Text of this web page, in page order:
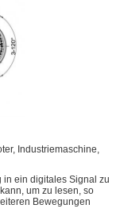
Industriemaschine,
in ein digitales Signal zu
um zu lesen, so
Bewegungen